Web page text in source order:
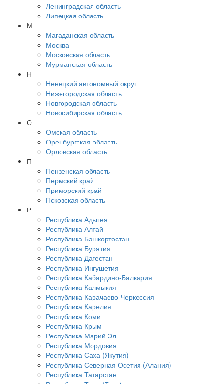
Ленинградская область
Липецкая область
М
Магаданская область
Москва
Московская область
Мурманская область
Н
Ненецкий автономный округ
Нижегородская область
Новгородская область
Новосибирская область
О
Омская область
Оренбургская область
Орловская область
П
Пензенская область
Пермский край
Приморский край
Псковская область
Р
Республика Адыгея
Республика Алтай
Республика Башкортостан
Республика Бурятия
Республика Дагестан
Республика Ингушетия
Республика Кабардино-Балкария
Республика Калмыкия
Республика Карачаево-Черкессия
Республика Карелия
Республика Коми
Республика Крым
Республика Марий Эл
Республика Мордовия
Республика Саха (Якутия)
Республика Северная Осетия (Алания)
Республика Татарстан